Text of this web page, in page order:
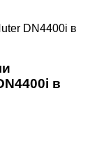
DN4400i в
в